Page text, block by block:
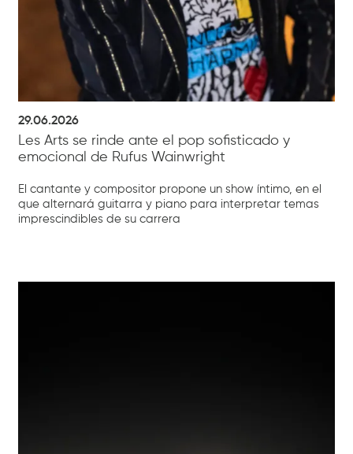
29.06.2026
Les Arts se rinde ante el pop sofisticado y
emocional de Rufus Wainwright
El cantante y compositor propone un show íntimo, en el
que alternará guitarra y piano para interpretar temas
imprescindibles de su carrera